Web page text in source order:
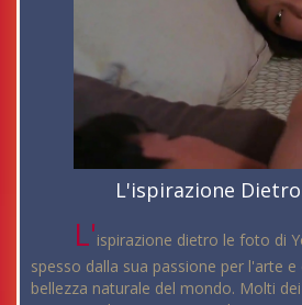
L'ispirazione
L'ispirazione dietro le foto di
spesso dalla sua passione per l'arte
bellezza naturale del mondo. Molti